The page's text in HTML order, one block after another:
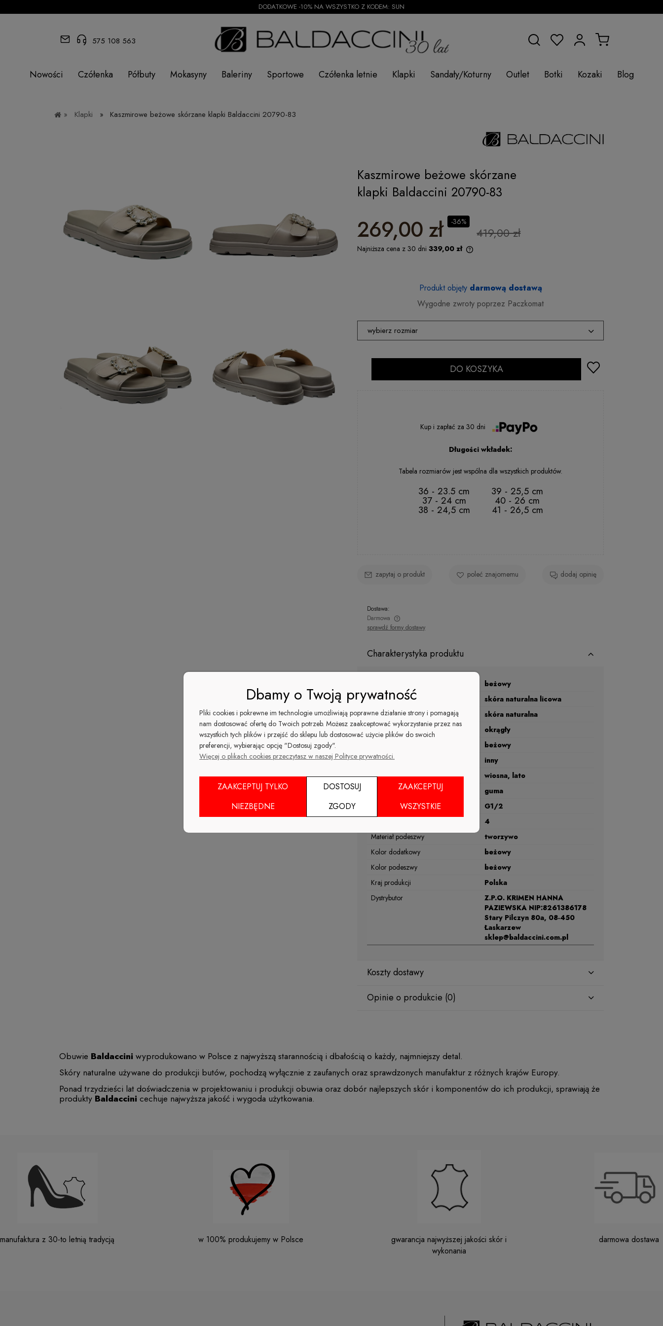
DODATKOWE -10% NA WSZYSTKO Z KODEM: SUN
575 108 563
Nowości Czółenka Półbuty Mokasyny Baleriny Sportowe Czółenka letnie Klapki Sandały/Koturny Outlet Botki Kozaki Blog
» Klapki » Kaszmirowe beżowe skórzane klapki Baldaccini 20790-83
Kaszmirowe beżowe skórzane
klapki Baldaccini 20790-83
269,00 zł 419,00 zł
-36%
Najniższa cena z 30 dni 339,00 zł
Produkt objętydarmową dostawą
Wygodne zwroty poprzez Paczkomat
wybierz rozmiar
2 - 5 dni rob.
DO KOSZYKA
Kup i zapłać za30 dni
Długości wkładek:
Tabela rozmiarów jest wspólna dla wszystkich produktów.
36 - 23.5 cm
37 - 24 cm
38 - 24,5 cm
39 - 25,5 cm
40 - 26 cm
41 - 26,5 cm
zapytaj o produkt poleć znajomemu dodaj opinię
Dostawa:
Darmowa
sprawdź formy dostawy
Charakterystyka produktu
beżowy
Wierzch
skóra naturalna licowa
Materiał podszewki
skóra naturalna
Nosek
okrągły
beżowy
Rodzaj obcasa
inny
Sezon
wiosna, lato
Materiał wkładki
guma
G1/2
4
Materiał podeszwy
tworzywo
Kolor dodatkowy
beżowy
Kolor podeszwy
beżowy
Kraj produkcji
Polska
Dystrybutor
Z.P.O. KRIMEN HANNA
PAZIEWSKA NIP:8261386178
Stary Pilczyn 80a, 08-450
Łaskarzew
sklep@baldaccini.com.pl
Koszty dostawy
Opinie o produkcie (0)
Obuwie Baldaccini wyprodukowano w Polsce z najwyższą starannością i dbałością o każdy, najmniejszy detal.
Skóry naturalne używane do produkcji butów, pochodzą wyłącznie z zaufanych oraz sprawdzonych manufaktur z różnych krajów Europy.
Ponad trzydzieści lat doświadczenia w projektowaniu i produkcji obuwia oraz dobór najlepszych skór i komponentów do ich produkcji, sprawiają że
produkty Baldaccini cechuje najwyższa jakość i wygoda użytkowania.
manufaktura z 30-to letnią tradycją w 100% produkujemy w Polsce
gwarancja najwyższej jakości skór i
wykonania
darmowa dostawa
Dbamy o Twoją prywatność
Pliki cookies i pokrewne im technologie umożliwiają poprawne działanie strony i pomagają
nam dostosować ofertę do Twoich potrzeb. Możesz zaakceptować wykorzystanie przez nas
wszystkich tych plików i przejść do sklepu lub dostosować użycie plików do swoich
preferencji, wybierając opcję "Dostosuj zgody".
Więcej o plikach cookies przeczytasz w naszej Polityce prywatności.
ZAAKCEPTUJ TYLKO
NIEZBĘDNE
DOSTOSUJ
ZGODY
ZAAKCEPTUJ
WSZYSTKIE